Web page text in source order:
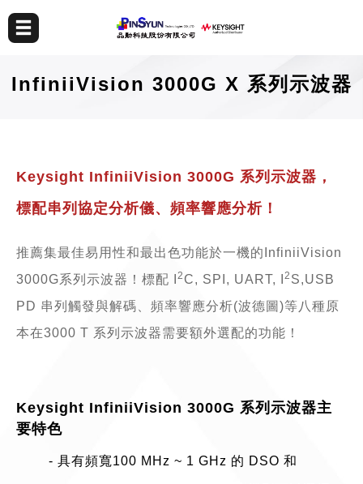
InfiniiVision 3000G X 系列示波器
Keysight InfiniiVision 3000G 系列示波器，
標配串列協定分析儀、頻率響應分析！
推薦集最佳易用性和最出色功能於一機的InfiniiVision
3000G系列示波器！標配 I
2C, SPI, UART, I 2 S,USB
PD 串列觸發與解碼、頻率響應分析(波德圖)等八種原
本在3000 T 系列示波器需要額外選配的功能！
Keysight InfiniiVision 3000G 系列示波器主
要特色
- 具有頻寬100 MHz ~ 1 GHz 的 DSO 和